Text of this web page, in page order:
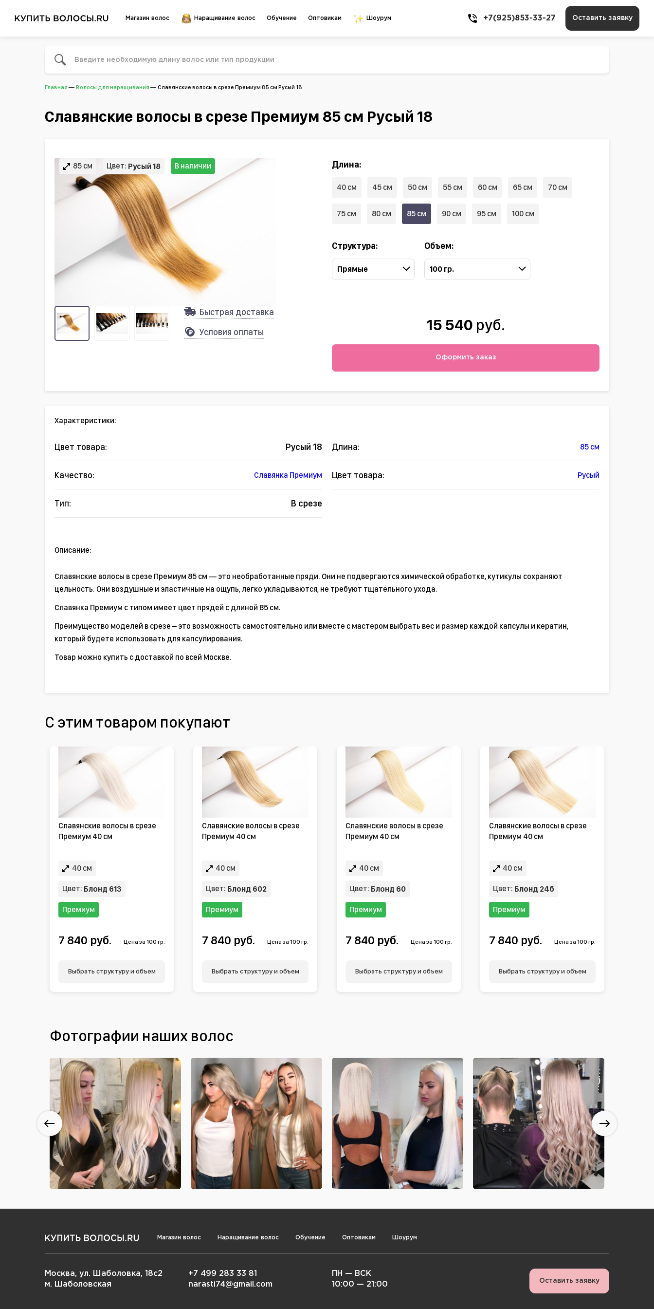
Магазин волос Наращивание волос Обучение Оптовикам Шоурум +7(925)853-33-27 Оставить заявку
Главная Волосы для наращивания Славянские волосы в срезе Премиум 85 см Русый 18
Славянские волосы в срезе Премиум 85 см Русый 18
85 см Цвет: Русый 18 В наличии
Быстрая доставка
Условия оплаты
Длина:
40 см 45 см 50 см 55 см 60 см 65 см 70 см
75 см 80 см 85 см 90 см 95 см 100 см
Структура:
Прямые
Объем:
100 гр.
15 540 руб.
Оформить заказ
Характеристики:
Цвет товара: Русый 18 Длина: 85 см
Качество: Славянка Премиум Цвет товара: Русый
Тип: В срезе
Описание:
Славянские волосы в срезе Премиум 85 см — это необработанные пряди. Они не подвергаются химической обработке, кутикулы сохраняют
цельность. Они воздушные и эластичные на ощупь, легко укладываются, не требуют тщательного ухода.
Славянка Премиум с типом имеет цвет прядей с длиной 85 см.
Преимущество моделей в срезе – это возможность самостоятельно или вместе с мастером выбрать вес и размер каждой капсулы и кератин,
который будете использовать для капсулирования.
Товар можно купить с доставкой по всей Москве.
С этим товаром покупают
Славянские волосы в срезе
Премиум 40 см
40 см
Цвет: Блонд 613
Премиум
7 840 руб. Цена за 100 гр.
Выбрать структуру и объем
Славянские волосы в срезе
Премиум 40 см
40 см
Цвет: Блонд 602
Премиум
7 840 руб. Цена за 100 гр.
Выбрать структуру и объем
Славянские волосы в срезе
Премиум 40 см
40 см
Цвет: Блонд 60
Премиум
7 840 руб. Цена за 100 гр.
Выбрать структуру и объем
Славянские волосы в срезе
Премиум 40 см
40 см
Цвет: Блонд 24б
Премиум
7 840 руб. Цена за 100 гр.
Выбрать структуру и объем
Фотографии наших волос
Магазин волос Наращивание волос Обучение Оптовикам Шоурум
Москва, ул. Шаболовка, 18с2
м. Шаболовская
+7 499 283 33 81
narasti74@gmail.com
ПН — ВСК
10:00 — 21:00
Оставить заявку